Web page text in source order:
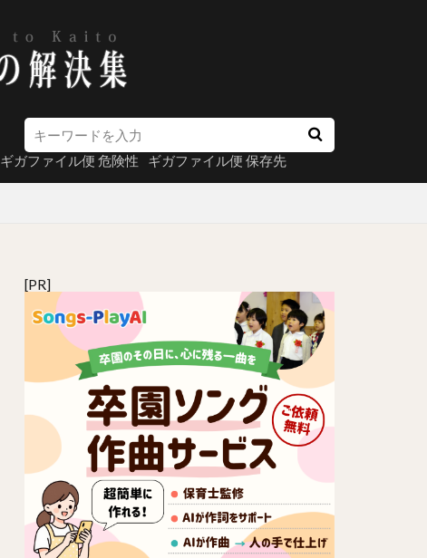
ギガファイル便 危険性 ギガファイル便 保存先
[PR]